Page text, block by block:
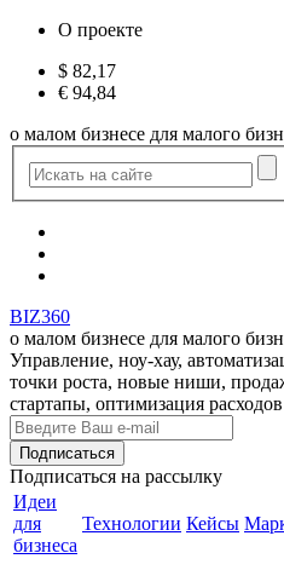
О проекте
$ 82,17
€ 94,84
о малом бизнесе для малого
BIZ360
о малом бизнесе для малого
Управление, ноу-хау,
точки роста, новые ниши,
стартапы, оптимизация расходов
Подписаться на рассылку
Идеи
для
бизнеса
Технологии Кейсы